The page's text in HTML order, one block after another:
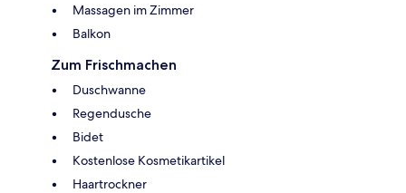
Massagen im Zimmer
Balkon
Zum Frischmachen
Duschwanne
Regendusche
Bidet
Kostenlose Kosmetikartikel
Haartrockner